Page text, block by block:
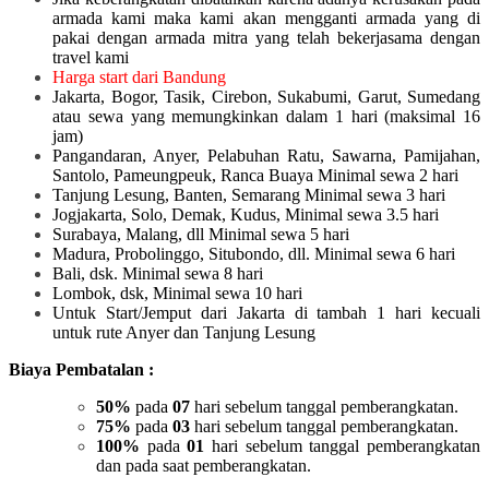
armada kami maka kami akan mengganti armada yang di
pakai dengan armada mitra yang telah bekerjasama dengan
travel kami
Harga start dari Bandung
Jakarta, Bogor, Tasik, Cirebon, Sukabumi, Garut, Sumedang
atau sewa yang memungkinkan dalam 1 hari (maksimal 16
jam)
Pangandaran, Anyer, Pelabuhan Ratu, Sawarna, Pamijahan,
Santolo, Pameungpeuk, Ranca Buaya Minimal sewa 2 hari
Tanjung Lesung, Banten, Semarang Minimal sewa 3 hari
Jogjakarta, Solo, Demak, Kudus, Minimal sewa 3.5 hari
Surabaya, Malang, dll Minimal sewa 5 hari
Madura, Probolinggo, Situbondo, dll. Minimal sewa 6 hari
Bali, dsk. Minimal sewa 8 hari
Lombok, dsk, Minimal sewa 10 hari
Untuk Start/Jemput dari Jakarta di tambah 1 hari kecuali
untuk rute Anyer dan Tanjung Lesung
Biaya Pembatalan :
50% pada 07 hari sebelum tanggal pemberangkatan.
75% pada 03 hari sebelum tanggal pemberangkatan.
100% pada01 hari sebelum tanggal pemberangkatan
dan pada saat pemberangkatan.